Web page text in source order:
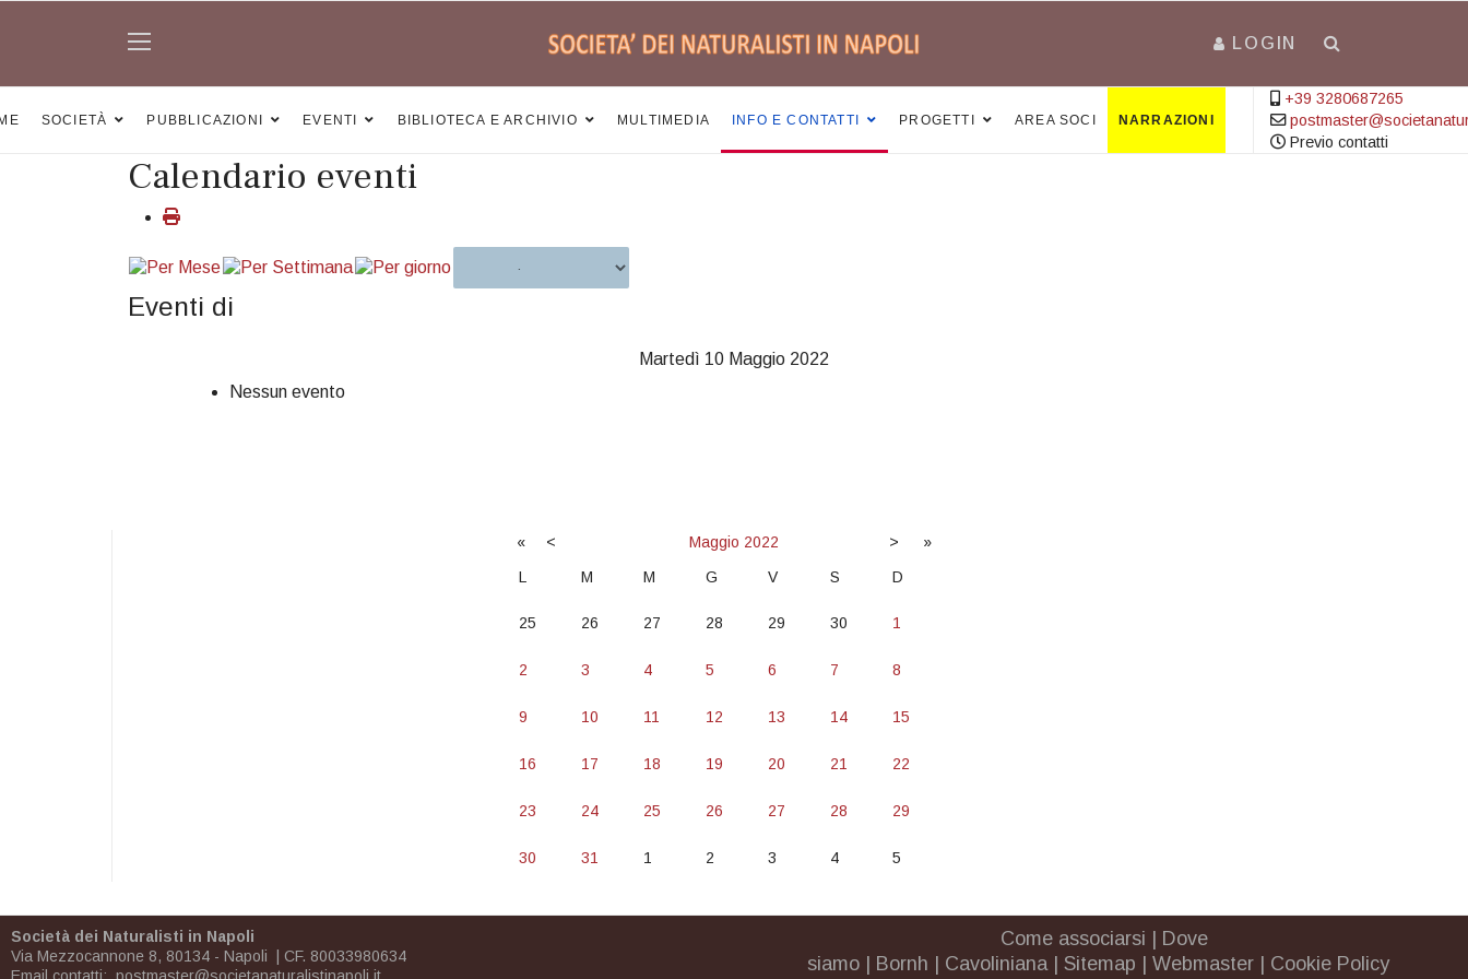
LOGIN
SOCIETÀ PUBBLICAZIONI EVENTI BIBLIOTECA E ARCHIVIO MULTIMEDIA INFO E CONTATTI PROGETTI AREA SOCI NARRAZIONI
+39 3280687265
Previo contatti
Calendario eventi
Eventi di
Martedì 10 Maggio 2022
Nessun evento
« < Maggio 2022 >
»
L
M M G V S D
25 26 27 28 29 30 1
2 3 4 5 6 7 8
9 10 11 12 13 14 15
16 17 18 19 20 21 22
23 24 25 26 27 28 29
30 31 1 2 3 4 5
Società dei Naturalisti in Napoli
Via Mezzocannone 8, 80134 - Napoli | CF. 80033980634
Come associarsi
Dove
siamo
Bornh Cavoliniana| Sitemap Webmaster Cookie Policy